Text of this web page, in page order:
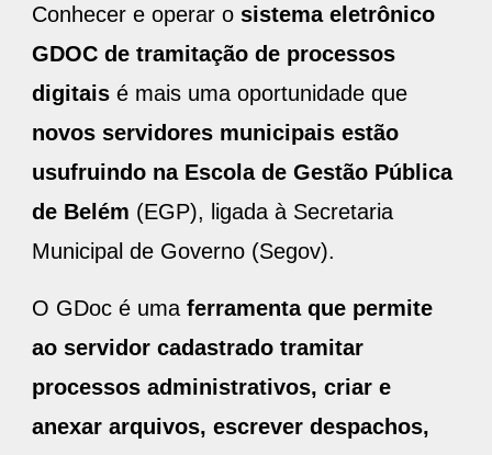
Conhecer e operar o sistema eletrônico
GDOC de tramitação de processos
digitais é mais uma oportunidade que
novos servidores municipais estão
usufruindo na Escola de Gestão Pública
de Belém (EGP), ligada à Secretaria
Municipal de Governo (Segov).
O GDoc é uma ferramenta que permite
ao servidor cadastrado tramitar
processos administrativos, criar e
anexar arquivos, escrever despachos,